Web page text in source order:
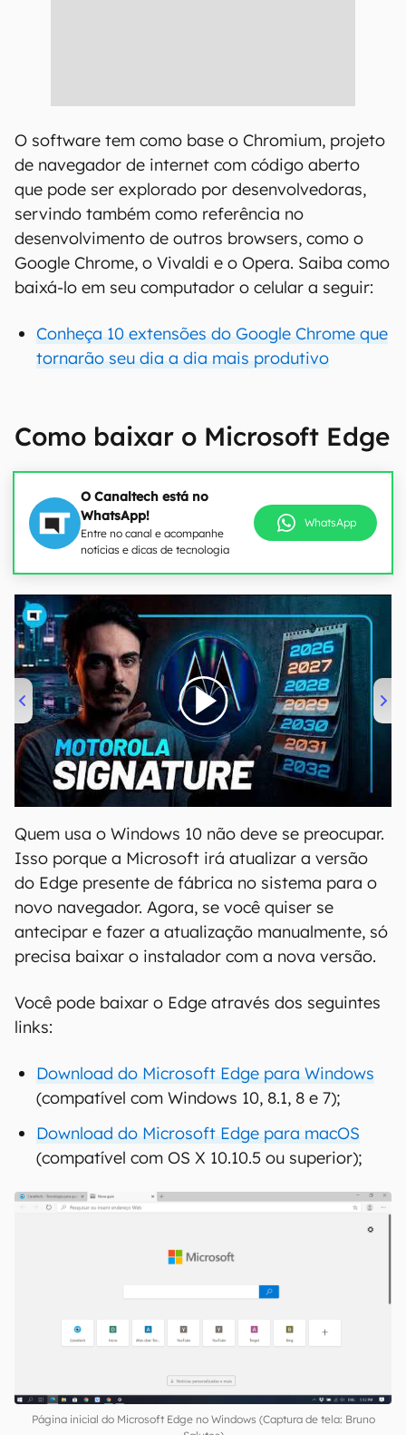
O software tem como base o Chromium, projeto
de navegador de internet com código aberto
que pode ser explorado por desenvolvedoras,
servindo também como referência no
desenvolvimento de outros browsers, como o
Google Chrome, o Vivaldi e o Opera. Saiba como
baixá-lo em seu computador o celular a seguir:
Conheça 10 extensões do Google Chrome que
tornarão seu dia a dia mais produtivo
Como baixar o Microsoft Edge
O Canaltech está no
WhatsApp!
Entre no canal e acompanhe
notícias e dicas de tecnologia
WhatsApp
00:00/20:46
Quem usa o Windows 10 não deve se preocupar.
Isso porque a Microsoft irá atualizar a versão
do Edge presente de fábrica no sistema para o
novo navegador. Agora, se você quiser se
antecipar e fazer a atualização manualmente, só
precisa baixar o instalador com a nova versão.
Você pode baixar o Edge através dos seguintes
links:
Download do Microsoft Edge para Windows
(compatível com Windows 10, 8.1, 8 e 7);
Download do Microsoft Edge para macOS
(compatível com OS X 10.10.5 ou superior);
Página inicial do Microsoft Edge no Windows (Captura de tela: Bruno